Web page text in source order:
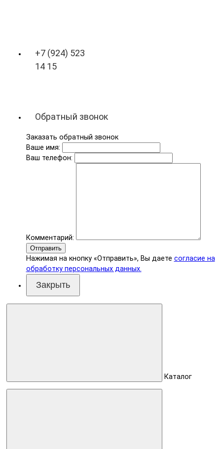
+7 (924) 523
14 15
Обратный звонок
Заказать обратный звонок
Ваше имя:
Ваш телефон:
Комментарий:
Отправить
Нажимая на кнопку «Отправить», Вы даете согласие на
обработку персональных данных.
Закрыть
Каталог